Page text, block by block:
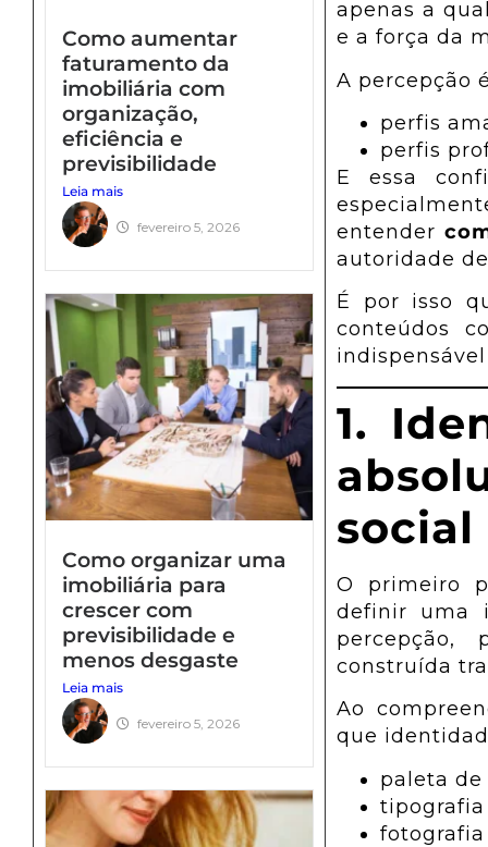
apenas a
e a força da
A percepção
perfis
perfis
E essa
entender
autoridade
É por isso
conteúdos
1.
social
O primeiro
definir uma
percepção,
construída
Ao
que
paleta de
tipografia
Como aumentar
faturamento da
imobiliária com
organização, eficiência
e previsibilidade
Como organizar uma
imobiliária para
crescer com
Como aumentar o
número de
seguidores da minha
imobiliária criando
autoridade e
confiança
Como aumentar
faturamento da
imobiliária com
organização,
eficiência e
previsibilidade
Leia mais
fevereiro 5, 2026
Como organizar uma
imobiliária para
crescer com
previsibilidade e
menos desgaste
Leia mais
fevereiro 5, 2026